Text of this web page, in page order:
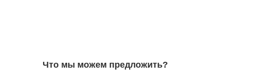
Что мы можем предложить?